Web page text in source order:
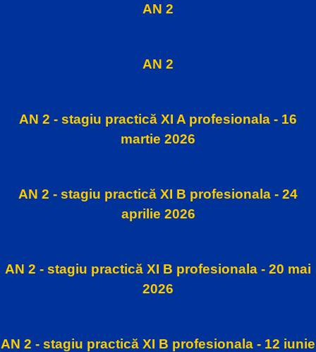
AN 2
AN 2
AN 2 - stagiu practică XI A profesionala - 16
martie 2026
AN 2 - stagiu practică XI B profesionala - 24
aprilie 2026
AN 2 - stagiu practică XI B profesionala - 20 mai
2026
AN 2 - stagiu practică XI B profesionala - 12 iunie